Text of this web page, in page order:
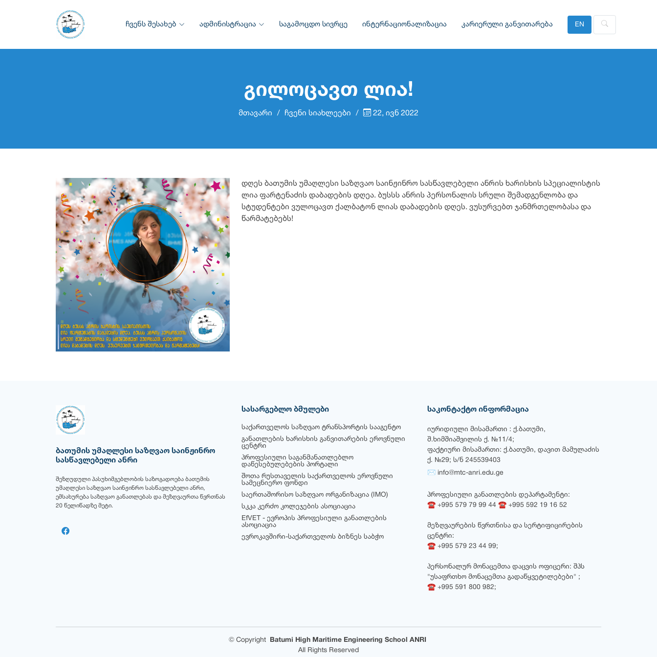
ჩვენს შესახებ ადმინისტრაცია საგამოცდო სივრცე ინტერნაციონალიზაცია კარიერული განვითარება EN
გილოცავთ ლია!
მთავარი ჩვენი სიახლეები 22, ივნ 2022
დღეს ბათუმის უმაღლესი საზღვაო საინჟინრო სასწავლებელი ანრის ხარისხის სპეციალისტის
ლია ფარტენაძის დაბადების დღეა. ბუსსს ანრის პერსონალის სრული შემადგენლობა და
სტუდენტები ვულოცავთ ქალბატონ ლიას დაბადების დღეს. ვუსურვებთ ჯანმრთელობასა და
წარმატებებს!
ბათუმის უმაღლესი საზღვაო საინჟინრო
სასწავლებელი ანრი
შეზღუდული პასუხიმგებლობის საზოგადოება ბათუმის
უმაღლესი საზღვაო საინჟინრო სასწავლებელი ანრი,
ემსახურება საზღვაო განათლებას და მეზღვაურთა წვრთნას
20 წელიწადზე მეტი.
სასარგებლო ბმულები
საქართველოს საზღვაო ტრანსპორტის სააგენტო
განათლების ხარისხის განვითარების ეროვნული
ცენტრი
პროფესიული საგანმანათლებლო
დაწესებულებების პორტალი
შოთა რუსთაველის საქართველოს ეროვნული
სამეცნიერო ფონდი
საერთაშორისო საზღვაო ორგანიზაცია (IMO)
სკკა კერძო კოლეჯების ასოციაცია
EfVET - ევროპის პროფესიული განათლების
ასოციაცია
ევროკავშირი-საქართველოს ბიზნეს საბჭო
საკონტაქტო ინფორმაცია
იურიდიული მისამართი : ქ.ბათუმი,
შ.ხიმშიაშვილის ქ. №11/4;
ფაქტიური მისამართი: ქ.ბათუმი, დავით მამულაძის
ქ. №29; ს/ნ 245539403
✉ info@mtc-anri.edu.ge
პროფესიული განათლების დეპარტამენტი:
☎ +995 579 79 99 44 ☎ +995 592 19 16 52
მეზღვაურების წვრთნისა და სერტიფიცირების
ცენტრი:
☎ +995 579 23 44 99;
პერსონალურ მონაცემთა დაცვის ოფიცერი: შპს
"უსაფრთხო მონაცემთა გადაწყვეტილებები" ;
☎ +995 591 800 982;
© Copyright
Batumi High Maritime Engineering School ANRI
All Rights Reserved